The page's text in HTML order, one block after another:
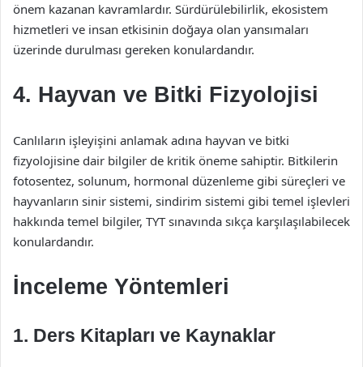
önem kazanan kavramlardır. Sürdürülebilirlik, ekosistem
hizmetleri ve insan etkisinin doğaya olan yansımaları
üzerinde durulması gereken konulardandır.
4. Hayvan ve Bitki Fizyolojisi
Canlıların işleyişini anlamak adına hayvan ve bitki
fizyolojisine dair bilgiler de kritik öneme sahiptir. Bitkilerin
fotosentez, solunum, hormonal düzenleme gibi süreçleri ve
hayvanların sinir sistemi, sindirim sistemi gibi temel işlevleri
hakkında temel bilgiler, TYT sınavında sıkça karşılaşılabilecek
konulardandır.
İnceleme Yöntemleri
1. Ders Kitapları ve Kaynaklar